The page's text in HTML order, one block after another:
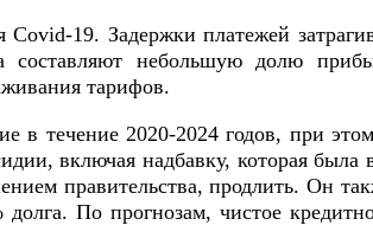
19. Задержки платежей
небольшую долю
тарифов.
в течение 2020-2024 годов, при
включая надбавку, которая была
правительства, продлить. Он
По прогнозам, чистое